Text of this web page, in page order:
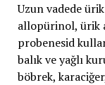
Uzun vadede
allopürinol, ürik
probenesid
balık ve yağlı
böbrek,